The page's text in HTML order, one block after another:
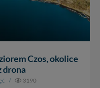
Czos, okolice
drona
/ 3190